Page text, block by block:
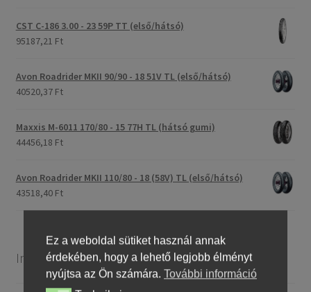
CST C-186 3.00 - 23 59P TT (első/hátsó)
95187,21 Ft
Avon Roadrider MKII 90/90 - 18 51V TL (első/hátsó)
40520,37 Ft
Maxxis M-6011 170/80 - 15 77H TL (hátsó gumi)
44456,18 Ft
Avon Roadrider MKII 110/80 - 18 (58V) TL (első/hátsó)
43518,40 Ft
Információ
Ez a weboldal sütiket használ annak
érdekében, hogy a lehető legjobb élményt
nyújtsa az Ön számára. További információ